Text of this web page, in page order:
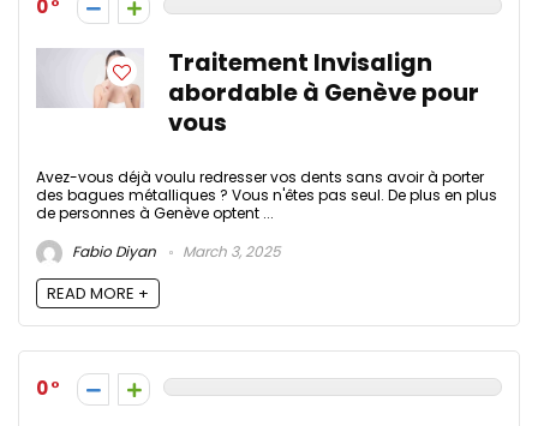
0
Traitement Invisalign
abordable à Genève pour
vous
Avez-vous déjà voulu redresser vos dents sans avoir à porter
des bagues métalliques ? Vous n'êtes pas seul. De plus en plus
de personnes à Genève optent ...
Fabio Diyan
March 3, 2025
READ MORE +
0